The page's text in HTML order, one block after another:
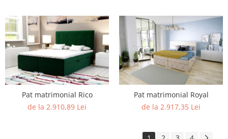
Pat matrimonial Rico
de la 2.910,89 Lei
Pat matrimonial Royal
de la 2.917,35 Lei